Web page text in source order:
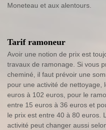
Moneteau et aux alentours.
Tarif ramoneur
Avoir une notion de prix est
travaux de ramonage. Si vous
cheminé, il faut prévoir une
pour une activité de nettoyage,
euros à 102 euros, pour le
entre 15 euros à 36 euros et
le prix est entre 40 à 80 euros.
activité peut changer aussi